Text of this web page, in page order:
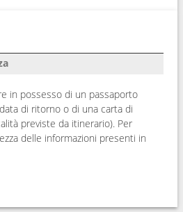
in possesso di un passaporto
di ritorno o di una carta di
previste da itinerario). Per
delle informazioni presenti in